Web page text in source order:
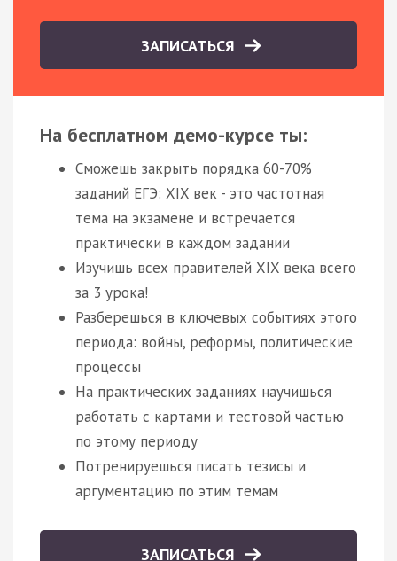
ЗАПИСАТЬСЯ
На бесплатном демо-курсе ты:
Сможешь закрыть порядка 60-70%
заданий ЕГЭ: XIX век - это частотная
тема на экзамене и встречается
практически в каждом задании
Изучишь всех правителей XIX века всего
за 3 урока!
Разберешься в ключевых событиях этого
периода: войны, реформы, политические
процессы
На практических заданиях научишься
работать с картами и тестовой частью
по этому периоду
Потренируешься писать тезисы и
аргументацию по этим темам
ЗАПИСАТЬСЯ